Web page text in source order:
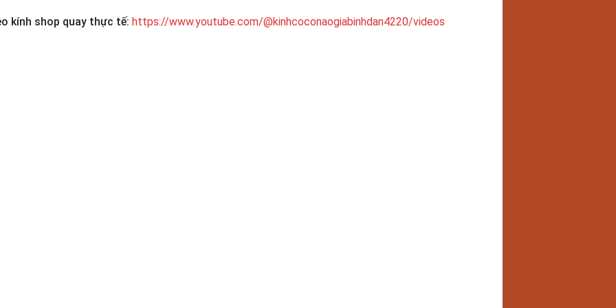
kính shop quay thực tế: https://www.youtube.com/@kinhcoconaogiabinhdan4220/videos